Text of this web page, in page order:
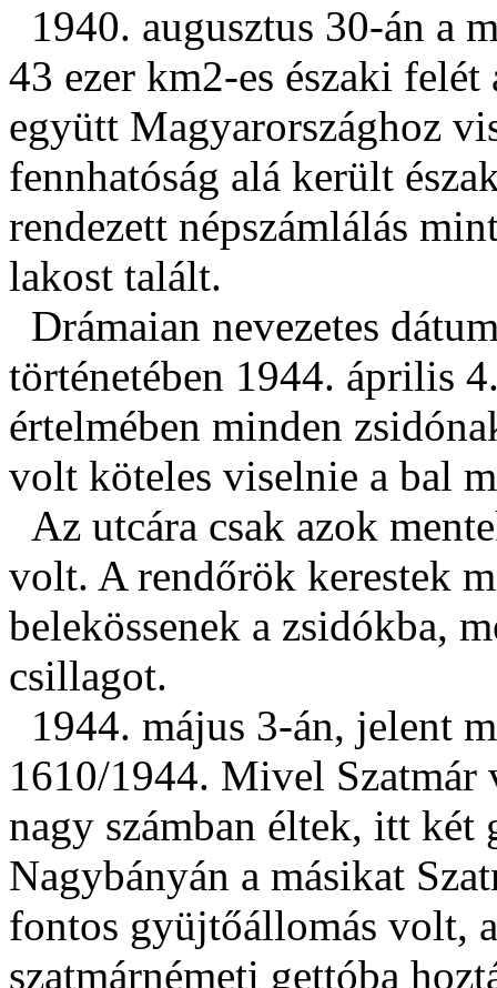
1940. augusztus 30-án a
43 ezer km2-es északi
együtt Magyarországhoz
fennhatóság alá került
rendezett népszámlálás
lakost talált.
Drámaian nevezetes
történetében 1944. április
értelmében minden
volt köteles viselnie a bal
Az utcára csak azok
volt. A rendőrök kerestek
belekössenek a zsidókba,
csillagot.
1944. május 3-án, jelent
1610/1944. Mivel Szatmár
nagy számban éltek, itt két
Nagybányán a másikat
fontos gyüjtőállomás volt,
szatmárnémeti gettóba